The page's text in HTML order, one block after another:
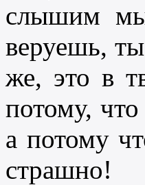
слышим
веруешь,
же, это в
потому, что
а потому
страшно!